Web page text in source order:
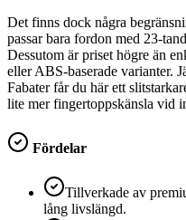
Det finns dock några
passar bara fordon med 23-
Dessutom är priset högre än
eller ABS-baserade varianter.
Fabater får du här ett
lite mer fingertoppskänsla vid
Fördelar
Tillverkade av
lång livslängd.